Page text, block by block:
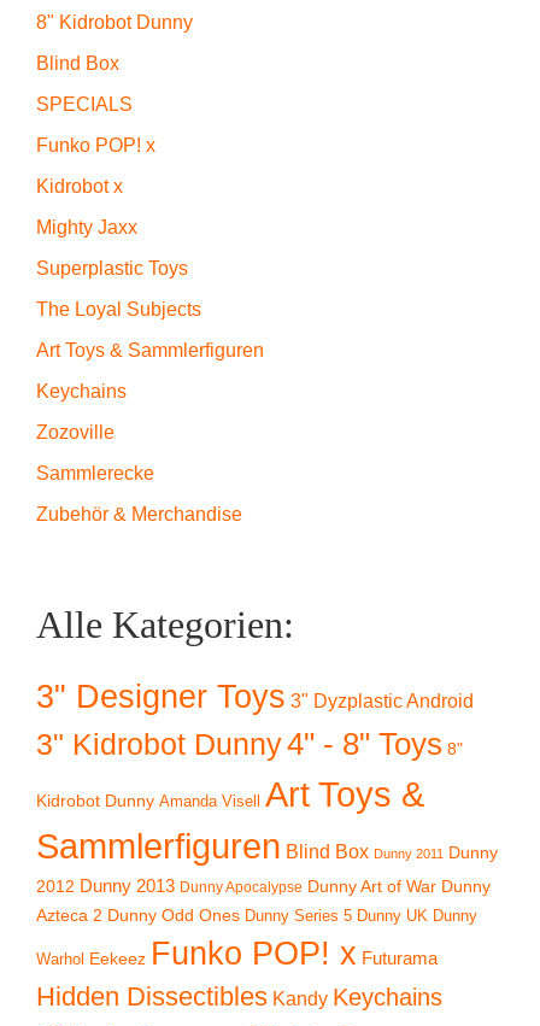
8" Kidrobot Dunny
Blind Box
SPECIALS
Funko POP! x
Kidrobot x
Mighty Jaxx
Superplastic Toys
The Loyal Subjects
Art Toys & Sammlerfiguren
Keychains
Zozoville
Sammlerecke
Zubehör & Merchandise
Alle Kategorien:
3" Designer Toys 3" Dyzplastic Android
3" Kidrobot Dunny4" - 8" Toys 8"
Kidrobot Dunny Amanda Visell Art Toys &
Sammlerfiguren Blind Box Dunny 2011 Dunny
2012 Dunny 2013 Dunny Apocalypse Dunny Art of War Dunny
Azteca 2 Dunny Odd Ones Dunny Series 5 Dunny UK Dunny
Warhol Eekeez Funko POP! x Futurama
Hidden Dissectibles Kandy Keychains